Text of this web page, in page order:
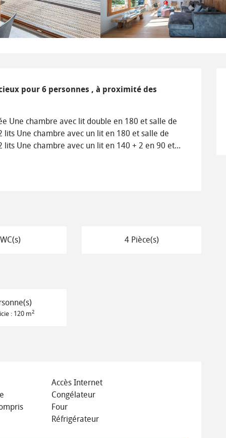
pour 6 personnes , à proximité des
Une chambre avec lit double en 180 et salle de
Une chambre avec un lit en 180 et salle de
Une chambre avec un lit en 140 + 2 en 90 et...
4 Pièce(s)
: 120 m2
Accès Internet
Congélateur
Four
Réfrigérateur